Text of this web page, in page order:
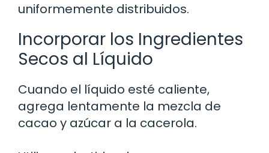
uniformemente distribuidos.
Incorporar los Ingredientes
Secos al Líquido
Cuando el líquido esté caliente,
agrega lentamente la mezcla de
cacao y azúcar a la cacerola.